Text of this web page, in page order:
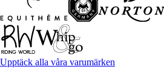
Upptäck alla våra varumärken